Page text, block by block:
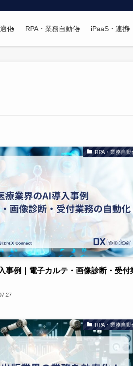
化 RPA・業務自動化 iPaaS・連携
RPA・業務自動
事例｜電子カルテ・画像診断・受付
RPA・業務自動